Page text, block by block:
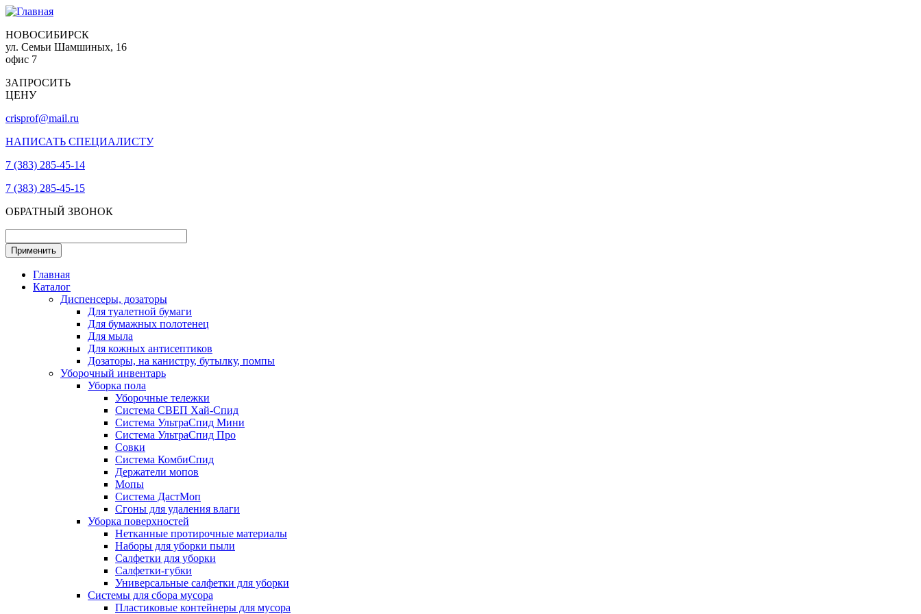
НОВОСИБИРСК
ул. Семьи Шамшиных, 16
офис 7
ЗАПРОСИТЬ
ЦЕНУ
crisprof@mail.ru
НАПИСАТЬ СПЕЦИАЛИСТУ
7 (383) 285-45-14
7 (383) 285-45-15
ОБРАТНЫЙ ЗВОНОК
Главная
Каталог
Диспенсеры, дозаторы
Для туалетной бумаги
Для бумажных полотенец
Для мыла
Для кожных антисептиков
Дозаторы, на канистру, бутылку, помпы
Уборочный инвентарь
Уборка пола
Уборочные тележки
Система СВЕП Хай-Спид
Система УльтраСпид Мини
Система УльтраСпид Про
Совки
Система КомбиСпид
Держатели мопов
Мопы
Система ДастМоп
Сгоны для удаления влаги
Уборка поверхностей
Нетканные протирочные материалы
Наборы для уборки пыли
Салфетки для уборки
Салфетки-губки
Универсальные салфетки для уборки
Системы для сбора мусора
Пластиковые контейнеры для мусора